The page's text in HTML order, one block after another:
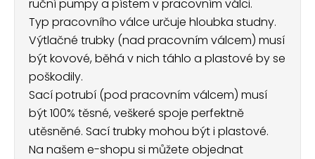
ruční pumpy a pístem v pracovním válci.
Typ pracovního válce určuje hloubka studny.
Výtlačné trubky (nad pracovním válcem) musí
být kovové, běhá v nich táhlo a plastové by se
poškodily.
Sací potrubí (pod pracovním válcem) musí
být 100% těsné, veškeré spoje perfektně
utěsněné. Sací trubky mohou být i plastové.
Na našem e-shopu si můžete objednat